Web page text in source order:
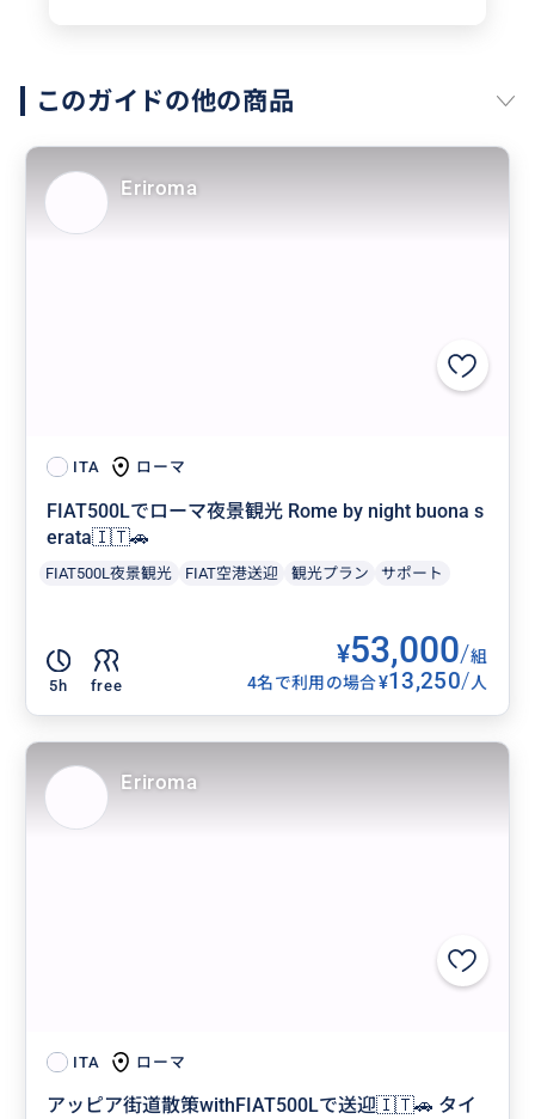
このガイドの他の商品
ITA ローマ
FIAT500Lでローマ夜景観光 Rome by night buona s
erata🇮🇹🚗
FIAT500L夜景観光 FIAT空港送迎 観光プラン サポート
5h free
¥53,000/組
4名で利用の場合¥13,250/人
Eriroma
ITA ローマ
アッピア街道散策withFIAT500Lで送迎🇮🇹🚗 タイ
Eriroma